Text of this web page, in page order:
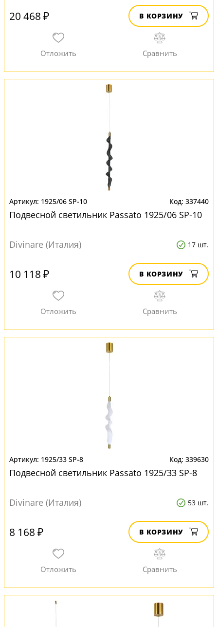
20 468 ₽ В КОРЗИНУ
1925/06 SP-10 337440
Подвесной светильник Passato 1925/06 SP-10
Divinare (Италия) 17 шт.
10 118 ₽ В КОРЗИНУ
1925/33 SP-8 339630
Подвесной светильник Passato 1925/33 SP-8
Divinare (Италия) 53 шт.
8 168 ₽ В КОРЗИНУ